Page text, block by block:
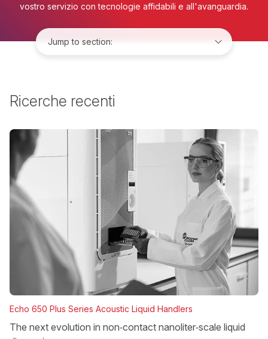
vostro servizio con tecnologie affidabili e all'avanguardia.
Ricerche recenti
Echo 650 Plus Series Acoustic Liquid Handlers
The next evolution in non‑contact nanoliter‑scale liquid